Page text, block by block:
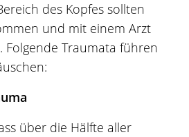
des Kopfes sollten
und mit einem Arzt
Folgende Traumata führen
über die Hälfte aller